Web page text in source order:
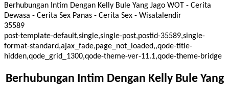
Berhubungan Intim Dengan Kelly Bule Yang Jago WOT - Cerita
Dewasa - Cerita Sex Panas - Cerita Sex - Wisatalendir
35589
post-template-default,single,single-post,postid-35589,single-
format-standard,ajax_fade,page_not_loaded,,qode-title-
hidden,qode_grid_1300,qode-theme-ver-11.1,qode-theme-bridge
Berhubungan Intim Dengan Kelly Bule Yang